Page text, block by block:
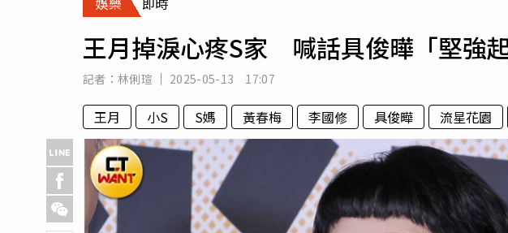
專欄
房產新勢力
王月掉淚心疼S家 喊話具俊曄「堅強
記者： 林俐瑄 2025-05-13 17:07
王月 小S S媽 黃春梅 李國修 具俊曄 流星花園